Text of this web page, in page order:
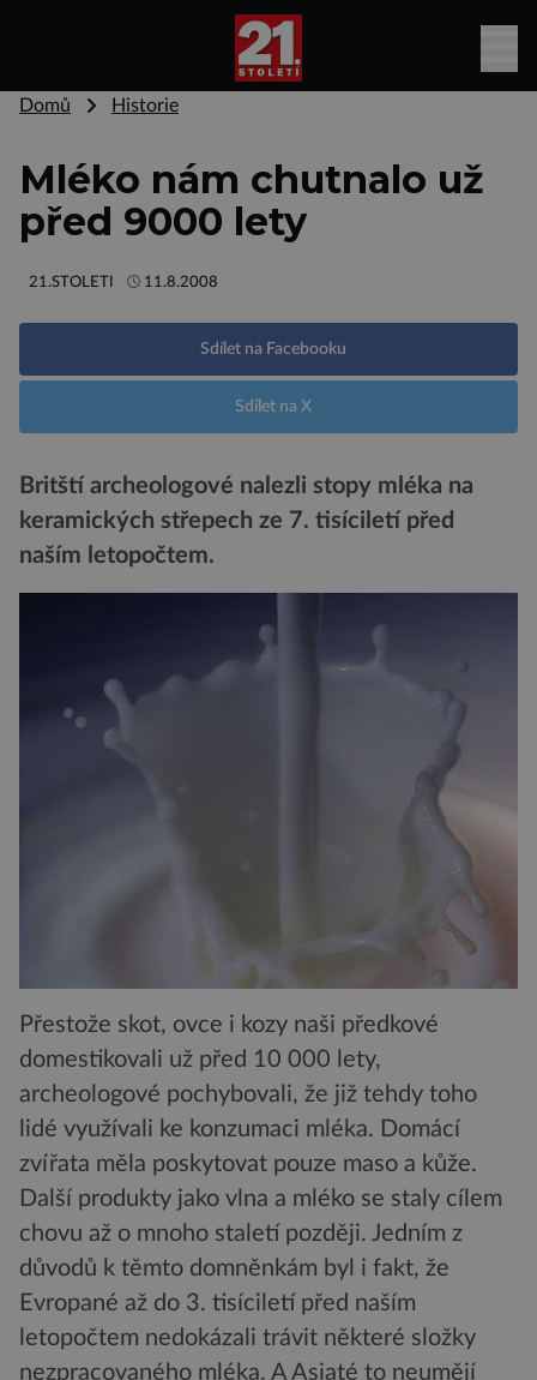
Domů Historie
Mléko nám chutnalo už
před 9000 lety
21.STOLETI 11.8.2008
Sdílet na Facebooku
Sdílet na X
Britští archeologové nalezli stopy mléka na
keramických střepech ze 7. tisíciletí před
naším letopočtem.
Přestože skot, ovce i kozy naši předkové
domestikovali už před 10 000 lety,
archeologové pochybovali, že již tehdy toho
lidé využívali ke konzumaci mléka. Domácí
zvířata měla poskytovat pouze maso a kůže.
Další produkty jako vlna a mléko se staly cílem
chovu až o mnoho staletí později. Jedním z
důvodů k těmto domněnkám byl i fakt, že
Evropané až do 3. tisíciletí před naším
letopočtem nedokázali trávit některé složky
nezpracovaného mléka. A Asiaté to neumějí